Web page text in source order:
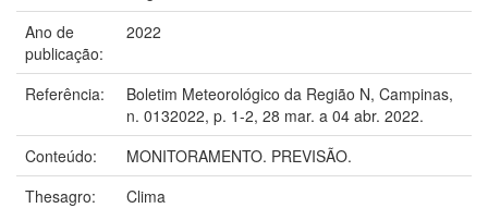
Ano de
publicação:
2022
Referência:
Boletim Meteorológico da Região N, Campinas,
n. 0132022, p. 1-2, 28 mar. a 04 abr. 2022.
Conteúdo:
MONITORAMENTO. PREVISÃO.
Thesagro:
Clima